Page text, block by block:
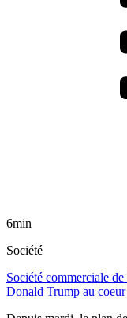
6min
Société
Société commerciale
Donald Trump au